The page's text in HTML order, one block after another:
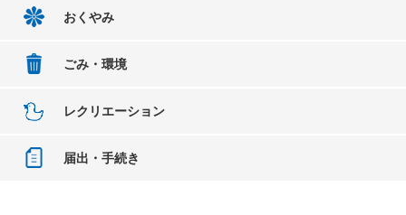
おくやみ
ごみ・環境
レクリエーション
届出・手続き